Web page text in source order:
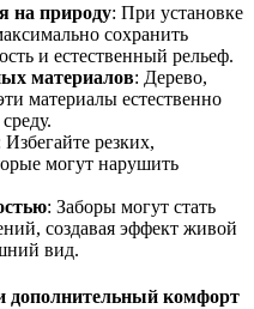
на природу: При установке
сохранить
и естественный рельеф.
материалов: Дерево,
материалы естественно
Избегайте резких,
могут нарушить
: Заборы могут стать
создавая эффект живой
вид.
дополнительный комфорт